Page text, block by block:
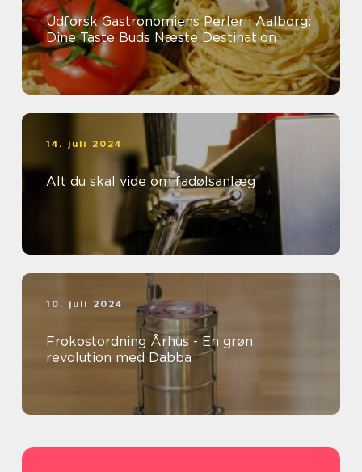
Udforsk Gastronomiens Perler i Aalborg:
Dine Taste Buds Næste Destination
14. juli 2024
Alt du skal vide om fadølsanlæg
10. juli 2024
Frokostordning Århus - En grøn
revolution med Dabba